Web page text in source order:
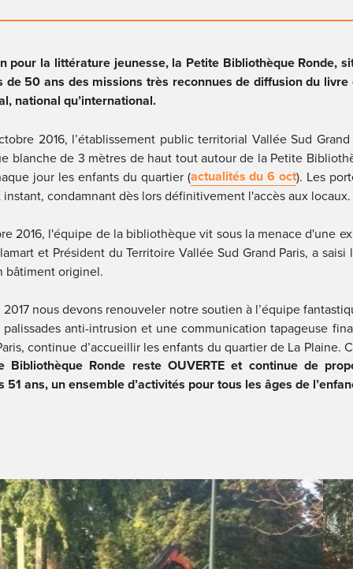
pour la littérature jeunesse, la Petite Bibliothèque Ronde,
de 50 ans des missions très reconnues de diffusion du
national qu’international.
2016, l’établissement public territorial Vallée Sud
blanche de 3 mètres de haut tout autour de la Petite
jour les enfants du quartier (actualités du 6 oct). Les
condamnant dès lors définitivement l'accès aux locaux.
2016, l'équipe de la bibliothèque vit sous la menace d'une
et Président du Territoire Vallée Sud Grand Paris, a
bâtiment originel.
2017 nous devons renouveler notre soutien à l’équipe
anti-intrusion et une communication tapageuse
continue d’accueillir les enfants du quartier de La Plaine.
Bibliothèque Ronde reste OUVERTE et continue de
ans, un ensemble d’activités pour tous les âges de